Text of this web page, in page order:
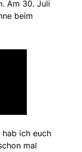
Am 30. Juli
beim
hab ich euch
mal